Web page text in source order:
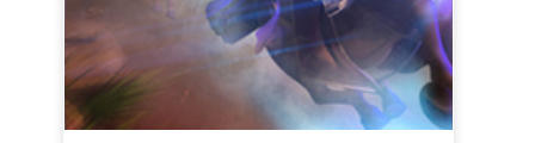
give you more descendants than can be
counted.”
ہماری سپر آیت ہے پیدائش 1:17-2 (cev):
LESSON 2: PUT GOD FIRST
سپر سچائی:
میں خدا کی تابعداری کرونگا چاہے